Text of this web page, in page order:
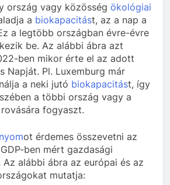
ország vagy közösség ökológiai
a biokapacitást, az a nap a
a legtöbb országban évre-évre
be. Az alábbi ábra azt
ben mikor érte el az adott
Napját. Pl. Luxemburg már
a neki jutó biokapacitást, így
a többi ország vagy a
fogyaszt.
ot érdemes összevetni az
ben mért gazdasági
alábbi ábra az európai és az
mutatja: